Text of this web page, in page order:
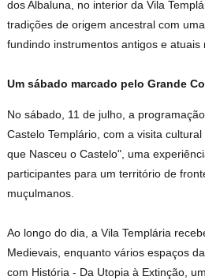
dos Albaluna, no interior da Vila
tradições de origem ancestral com
fundindo instrumentos antigos e atuais
Um sábado marcado pelo Grande
No sábado, 11 de julho, a
Castelo Templário, com a visita
que Nasceu o Castelo", uma
participantes para um território de
muçulmanos.
Ao longo do dia, a Vila Templária
Medievais, enquanto vários espaços
com História - Da Utopia à Extinção,